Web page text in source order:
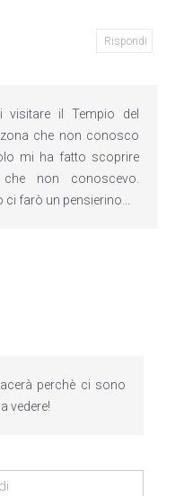
visitare il Tempio del
che non conosco
mi ha fatto scoprire
non conoscevo.
farò un pensierino...
Rispondi
perchè ci sono
vedere!